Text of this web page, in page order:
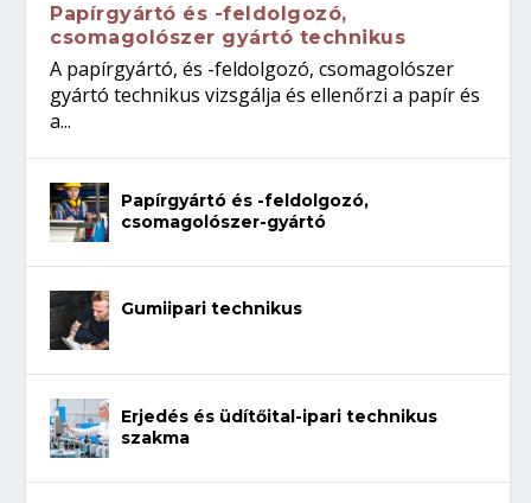
Papírgyártó és -feldolgozó,
csomagolószer gyártó technikus
A papírgyártó, és -feldolgozó, csomagolószer
gyártó technikus vizsgálja és ellenőrzi a papír és
a...
Papírgyártó és -feldolgozó,
csomagolószer-gyártó
Gumiipari technikus
Erjedés és üdítőital-ipari technikus
szakma